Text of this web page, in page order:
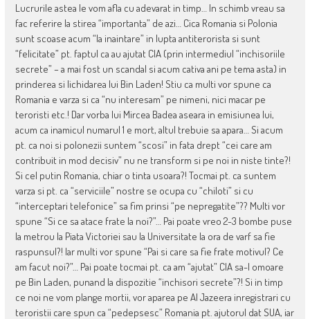
Lucrurile astea le vom afla cu adevarat in timp… In schimb vreau sa
fac referire la stirea “importanta” de azi… Cica Romania si Polonia
sunt scoase acum “la inaintare” in lupta antiterorista si sunt
“felicitate” pt. faptul ca au ajutat CIA (prin intermediul “inchisoriile
secrete” – a mai fost un scandal si acum cativa ani pe tema asta) in
prinderea si lichidarea lui Bin Laden! Stiu ca multi vor spune ca
Romania e varza si ca “nu interesam” pe nimeni, nici macar pe
teroristi etc.! Dar vorba lui Mircea Badea aseara in emisiunea lui,
acum ca inamicul numarul 1 e mort, altul trebuie sa apara… Si acum
pt. ca noi si polonezii suntem “scosi” in fata drept “cei care am
contribuit in mod decisiv” nu ne transform si pe noi in niste tinte?!
Si cel putin Romania, chiar o tinta usoara?! Tocmai pt. ca suntem
varza si pt. ca “serviciile” nostre se ocupa cu “chiloti” si cu
“interceptari telefonice” sa fim prinsi “pe nepregatite”?? Multi vor
spune “Si ce sa atace frate la noi?”… Pai poate vreo 2-3 bombe puse
la metrou la Piata Victoriei sau la Universitate la ora de varf sa fie
raspunsul?! Iar multi vor spune “Pai si care sa fie frate motivul? Ce
am facut noi?”… Pai poate tocmai pt. ca am “ajutat” CIA sa-l omoare
pe Bin Laden, punand la dispozitie “inchisori secrete”?! Si in timp
ce noi ne vom plange mortii, vor aparea pe Al Jazeera inregistrari cu
teroristii care spun ca “pedepsesc” Romania pt. ajutorul dat SUA, iar